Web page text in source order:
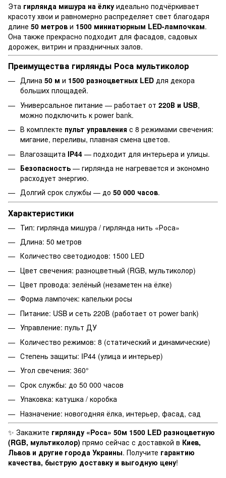
Эта гирлянда мишура на ёлку идеально подчёркивает
красоту хвои и равномерно распределяет свет благодаря
длине 50 метров и 1500 миниатюрным LED-лампочкам.
Она также прекрасно подходит для фасадов, садовых
дорожек, витрин и праздничных залов.
Преимущества гирлянды Роса мультиколор
Длина 50 м и 1500 разноцветных LED для декора
больших площадей.
Универсальное питание — работает от 220В и USB,
можно подключить к power bank.
В комплекте пульт управления с 8 режимами свечения:
мигание, переливы, плавная смена цветов.
Влагозащита IP44 — подходит для интерьера и улицы.
Безопасность — гирлянда не нагревается и экономно
расходует энергию.
Долгий срок службы — до 50 000 часов.
Характеристики
Тип: гирлянда мишура / гирлянда нить «Роса»
Длина: 50 метров
Количество светодиодов: 1500 LED
Цвет свечения: разноцветный (RGB, мультиколор)
Цвет провода: зелёный (незаметен на ёлке)
Форма лампочек: капельки росы
Питание: USB и сеть 220В (работает от power bank)
Управление: пульт ДУ
Количество режимов: 8 (статический и динамические)
Степень защиты: IP44 (улица и интерьер)
Угол свечения: 360°
Срок службы: до 50 000 часов
Упаковка: катушка / коробка
Назначение: новогодняя ёлка, интерьер, фасад, сад
✨ Закажите гирлянду «Роса» 50м 1500 LED разноцветную
(RGB, мультиколор) прямо сейчас с доставкой в Киев,
Львов и другие города Украины. Получите гарантию
качества, быструю доставку и выгодную цену!